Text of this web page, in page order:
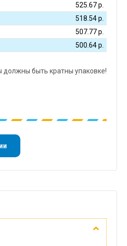
525.67р.
518.54р.
507.77р.
500.64р.
должны быть кратны упаковке!